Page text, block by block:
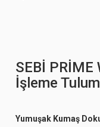
SEBİ PRİME
İşleme
Yumuşak Kumaş